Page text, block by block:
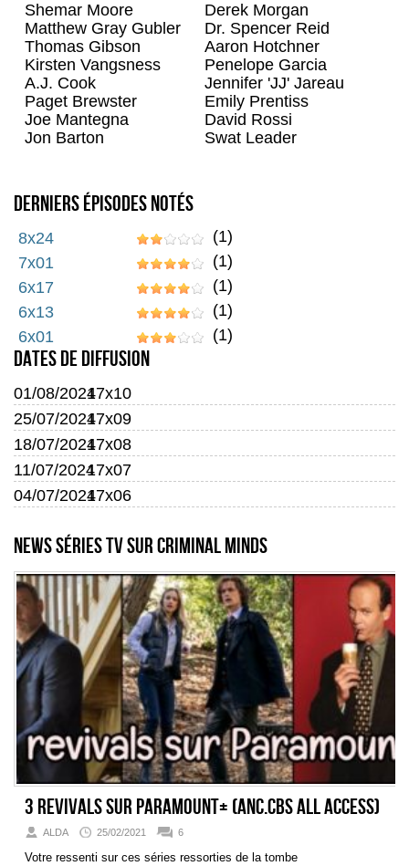
Shemar Moore
Derek Morgan
Matthew Gray Gubler
Dr. Spencer Reid
Thomas Gibson
Aaron Hotchner
Kirsten Vangsness
Penelope Garcia
A.J. Cook
Jennifer 'JJ' Jareau
Paget Brewster
Emily Prentiss
Joe Mantegna
David Rossi
Jon Barton
Swat Leader
Derniers épisodes notés
8x24
(1)
7x01
(1)
6x17
(1)
6x13
(1)
6x01
(1)
Dates de diffusion
01/08/202417x10
25/07/202417x09
18/07/202417x08
11/07/202417x07
04/07/202417x06
News séries TV sur Criminal Minds
3 revivals sur Paramount+ (anc.CBS All Access)
ALDA 25/02/2021 6
Votre ressenti sur ces séries ressorties de la tombe